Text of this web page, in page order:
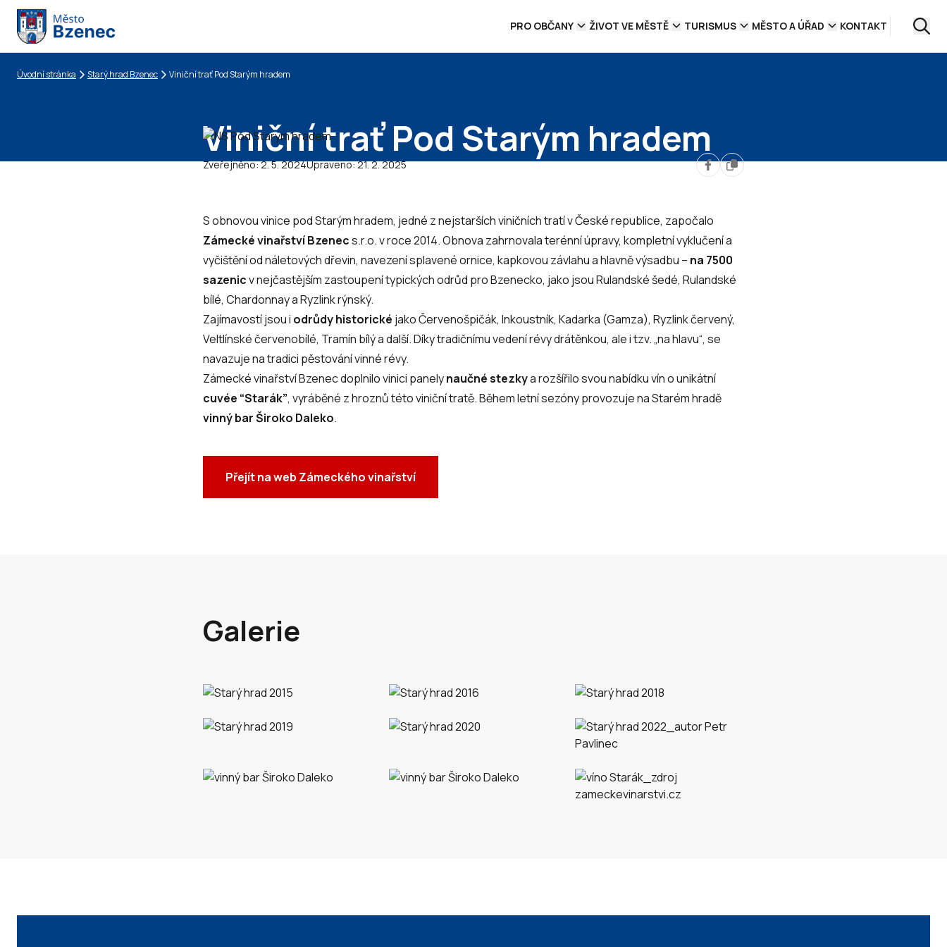
PRO OBČANY ŽIVOT VE MĚSTĚ TURISMUS MĚSTO A ÚŘAD KONTAKT
Drobečková navigace
Úvodní stránka Starý hrad Bzenec Viniční trať Pod Starým hradem
Viniční trať Pod Starým hradem
Zveřejněno:2. 5. 2024Upraveno:21. 2. 2025
S obnovou vinice pod Starým hradem, jedné z nejstarších viničních tratí v České republice, započalo
Zámecké vinařství Bzenecs.r.o. v roce 2014. Obnova zahrnovala terénní úpravy, kompletní vyklučení a
vyčištění od náletových dřevin, navezení splavené ornice, kapkovou závlahu a hlavně výsadbu – na 7500
sazenicv nejčastějším zastoupení typických odrůd pro Bzenecko, jako jsou Rulandské šedé, Rulandské
bílé, Chardonnay a Ryzlink rýnský.
Zajímavostí jsou i odrůdy historické jako Červenošpičák, Inkoustník, Kadarka (Gamza), Ryzlink červený,
Veltlínské červenobílé, Tramín bílý a další. Díky tradičnímu vedení révy drátěnkou, ale i tzv. „na hlavu“, se
navazuje na tradici pěstování vinné révy.
Zámecké vinařství Bzenec doplnilo vinici panelynaučné stezkya rozšířilo svou nabídku vín o unikátní
cuvée “Starák”, vyráběné z hroznů této viniční tratě. Během letní sezóny provozuje na Starém hradě
vinný bar Široko Daleko.
Přejít na web Zámeckého vinařství
Galerie